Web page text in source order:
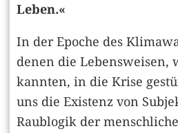
Leben.«
In der Epoche des
denen die Lebensweisen,
kannten, in die Krise
uns die Existenz von
Raublogik der